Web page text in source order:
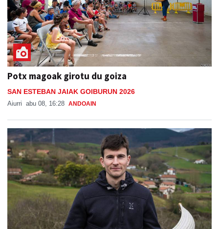
Potx magoak girotu du goiza
SAN ESTEBAN JAIAK GOIBURUN 2026
Aiurri abu 08, 16:28 ANDOAIN